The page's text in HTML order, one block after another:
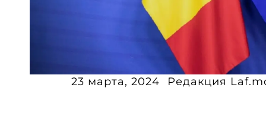
23 марта, 2024 Редакция